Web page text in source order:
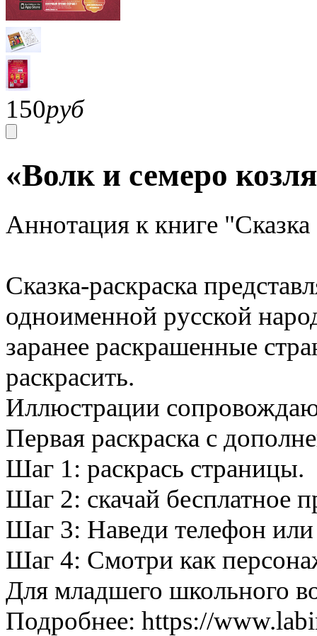
150руб
«Волк и семеро
Аннотация к книге
Сказка-раскраска
одноименной русской
заранее раскрашенные
раскрасить.
Иллюстрации
Первая раскраска с
Шаг 1: раскрась страницы.
Шаг 2: скачай бесплатное
Шаг 3: Наведи телефон
Шаг 4: Смотри как
Для младшего школьного
Подробнее: https://